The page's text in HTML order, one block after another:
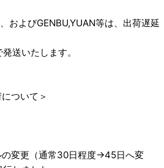
およびGENBU,YUAN等は、出荷遅延
送いたします。
ついて＞
の変更（通常30日程度→45日へ変